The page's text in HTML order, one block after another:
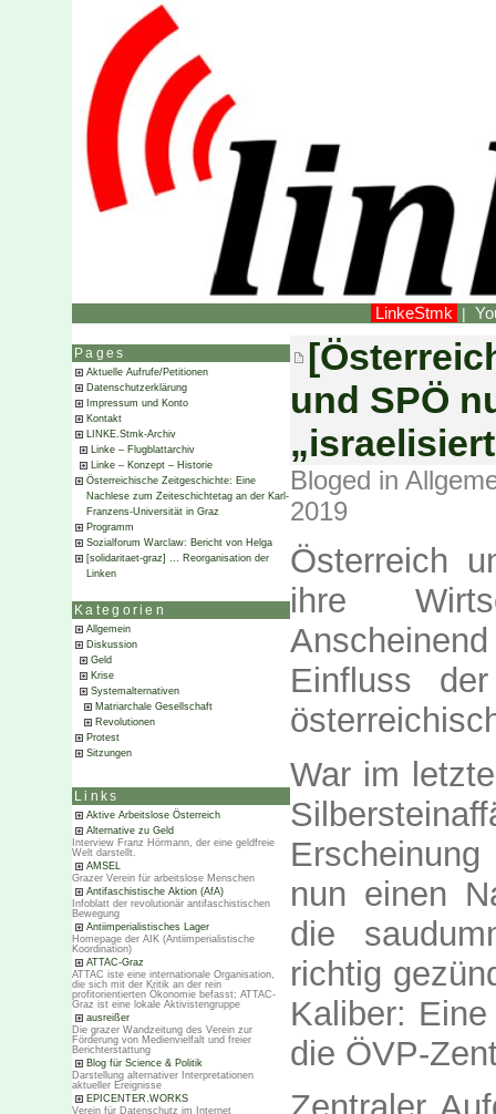
LinkeStmk |
Pages
Aktuelle Aufrufe/Petitionen
Datenschutzerklärung
Impressum und Konto
Kontakt
LINKE.Stmk-Archiv
Linke – Flugblattarchiv
Linke – Konzept – Historie
Österreichische Zeitgeschichte: Eine
Nachlese zum Zeiteschichtetag an der Karl-
Franzens-Universität in Graz
Programm
Sozialforum Warclaw: Bericht von Helga
[solidaritaet-graz] … Reorganisation der
Linken
Kategorien
Allgemein
Diskussion
Geld
Krise
Systemalternativen
Matriarchale Gesellschaft
Revolutionen
Protest
Sitzungen
Links
Aktive Arbeitslose Österreich
Alternative zu Geld
Interview Franz Hörmann, der eine geldfreie
Welt darstellt.
AMSEL
Grazer Verein für arbeitslose Menschen
Antifaschistische Aktion (AfA)
Infoblatt der revolutionär antifaschistischen
Bewegung
Antiimperialistisches Lager
Homepage der AIK (Antiimperialistische
Koordination)
ATTAC-Graz
ATTAC iste eine internationale Organisation,
die sich mit der Kritik an der rein
profitorientierten Ökonomie befasst; ATTAC-
Graz ist eine lokale Aktivistengruppe
ausreißer
Die grazer Wandzeitung des Verein zur
Förderung von Medienvielfalt und freier
Berichterstattung
Blog für Science & Politik
Darstellung alternativer Interpretationen
aktueller Ereignisse
EPICENTER.WORKS
Verein für Datenschutz im Internet
und SPÖ
Bloged in
2019
Österreich
ihre
Einfluss
War im
nun einen
die
richtig
Kaliber:
die ÖVP-